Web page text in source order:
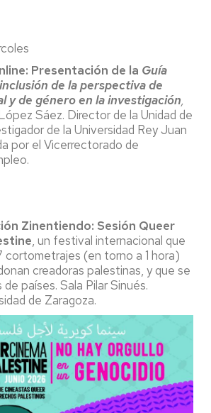
Presentación de la Guía
de la perspectiva de
y de género en la investigación,
Sáez. Director de la Unidad de
de la Universidad Rey Juan
por el Vicerrectorado de
Zinentiendo: Sesión Queer
, un festival internacional que
cortometrajes (en torno a 1 hora)
creadoras palestinas, y que se
países. Sala Pilar Sinués.
de Zaragoza.